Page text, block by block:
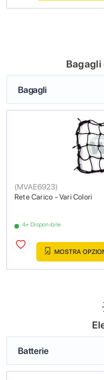
Bagagli
Bagagli
Rete Carico - Vari Colori
(MVAE6923)
4+ Disponibile
MOSTRA
Batterie